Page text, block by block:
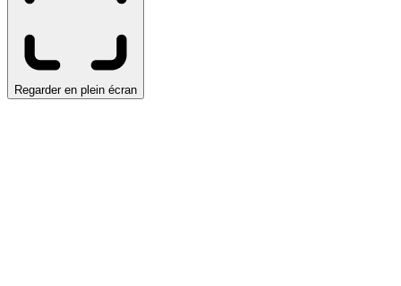
Regarder en plein écran